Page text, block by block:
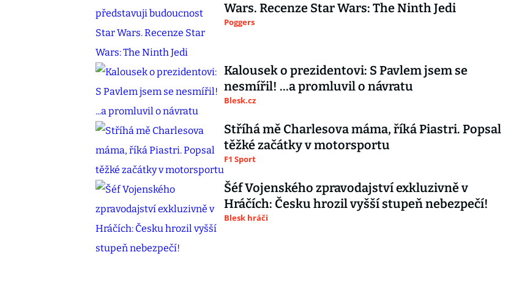
Wars. Recenze Star Wars: The Ninth Jedi
Poggers
Kalousek o prezidentovi: S Pavlem jsem se
nesmířil! ...a promluvil o návratu
Blesk.cz
Stříhá mě Charlesova máma, říká Piastri. Popsal
těžké začátky v motorsportu
F1 Sport
Šéf Vojenského zpravodajství exkluzivně v
Hráčích: Česku hrozil vyšší stupeň nebezpečí!
Blesk hráči